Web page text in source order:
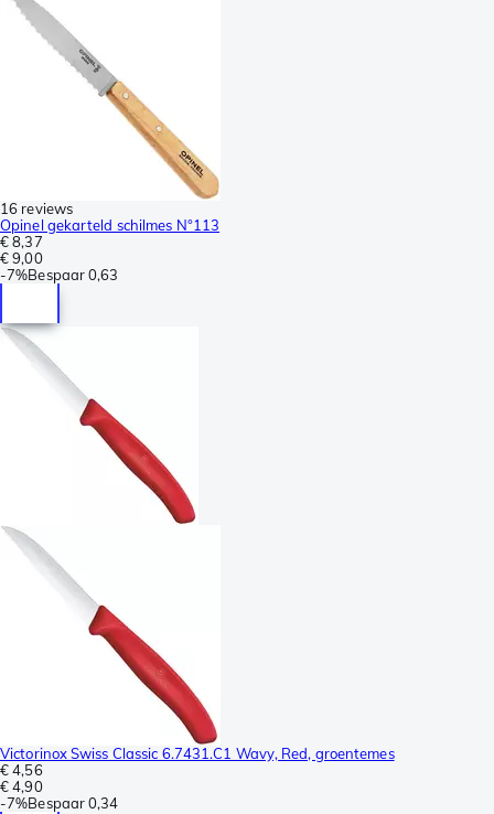
16 reviews
Opinel gekarteld schilmes N°113
€ 8,37
€ 9,00
-7%Bespaar0,63
Victorinox Swiss Classic 6.7431.C1 Wavy, Red, groentemes
€ 4,56
€ 4,90
-7%Bespaar0,34